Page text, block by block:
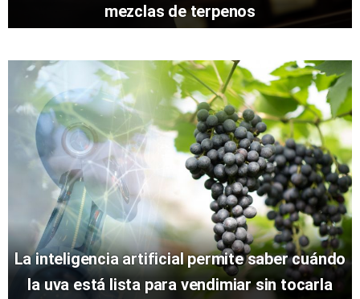
mezclas de terpenos
La inteligencia artificial permite saber cuándo
la uva está lista para vendimiar sin tocarla